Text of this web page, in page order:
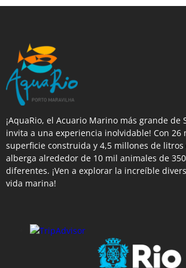
¡AquaRio, el Acuario Marino más grande de
invita a una experiencia inolvidable! Con 26
superficie construida y 4,5 millones de litros
alberga alrededor de 10 mil animales de
diferentes. ¡Ven a explorar la increíble
vida marina!